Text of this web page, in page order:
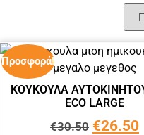
Προσφορά!
ΚΟΥΚΟΥΛΑ
ECO LARGE
€30.50 €26.50